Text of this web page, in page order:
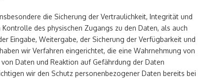
die Sicherung der Vertraulichkeit, Integrität und
des physischen Zugangs zu den Daten, als auch
Eingabe, Weitergabe, der Sicherung der Verfügbarkeit und
wir Verfahren eingerichtet, die eine Wahrnehmung von
Daten und Reaktion auf Gefährdung der Daten
wir den Schutz personenbezogener Daten bereits bei